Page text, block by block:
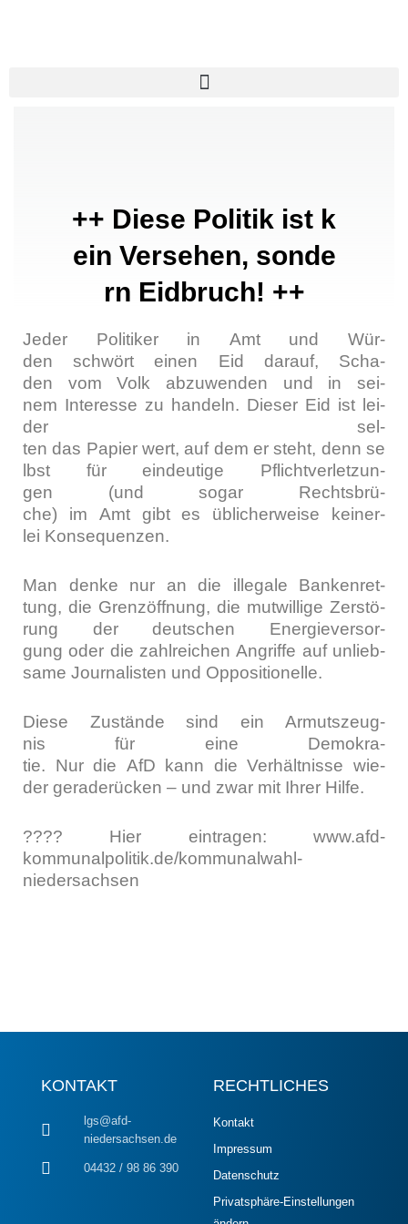
++ Diese Politik ist k
ein Versehen, sonde
rn Eidbruch! ++
Jeder Poli­ti­ker in Amt und Wür­
den schwört einen Eid dar­auf, Scha­
den vom Volk abzu­wen­den und in sei­
nem Inter­es­se zu han­deln. Die­ser Eid ist lei­
der sel­
ten das Papier wert, auf dem er steht, denn se
lbst für ein­deu­ti­ge Pflicht­ver­let­zun­
gen (und sogar Rechts­brü­
che) im Amt gibt es übli­cher­wei­se kei­ner­
lei Kon­se­quen­zen.
Man den­ke nur an die ille­ga­le Ban­ken­ret­
tung, die Grenz­öff­nung, die mut­wil­li­ge Zer­stö­
rung der deut­schen Ener­gie­ver­sor­
gung oder die zahl­rei­chen Angrif­fe auf unlieb­
sa­me Jour­na­lis­ten und Oppo­si­tio­nel­le.
Die­se Zustän­de sind ein Armuts­zeug­
nis für eine Demo­kra­
tie. Nur die AfD kann die Ver­hält­nis­se wie­
der gera­de­rü­cken – und zwar mit Ihrer Hil­fe.
???? Hier ein­tra­gen: www.afd-
kommunalpolitik.de/kommunalwahl-
niedersachsen
KONTAKT
lgs@afd-
niedersachsen.de
04432 / 98 86 390
RECHTLICHES
Kontakt
Impressum
Datenschutz
Privatsphäre-Einstellungen